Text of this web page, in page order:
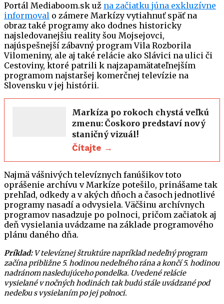
Portál Mediaboom.sk už na začiatku júna exkluzívne
informoval o zámere Markízy vytiahnuť späť na
obraz také programy ako dodnes historicky
najsledovanejšiu reality šou Mojsejovci,
najúspešnejší zábavný program Vila Rozborila
Vilomeniny, ale aj také relácie ako Slávici na ulici či
Cestoviny, ktoré patrili k najzapamätateľnejším
programom najstaršej komerčnej televízie na
Slovensku v jej histórii.
Markíza po rokoch chystá veľkú
zmenu: Čoskoro predstaví nový
staničný vizuál!
Čítajte →
Najmä vášnivých televíznych fanúšikov toto
oprášenie archívu v Markíze potešilo, prinášame tak
prehľad, odkedy a v akých dňoch a časoch jednotlivé
programy nasadí a odvysiela. Väčšinu archívnych
programov nasadzuje po polnoci, pričom začiatok aj
deň vysielania uvádzame na základe programového
plánu daného dňa.
Príklad:V televíznej štruktúre napríklad nedeľný program
začína približne 5. hodinou nedeľného rána a končí 5. hodinou
nadránom nasledujúceho pondelka. Uvedené relácie
vysielané v nočných hodinách tak budú stále uvádzané pod
nedeľou s vysielaním po jej polnoci.